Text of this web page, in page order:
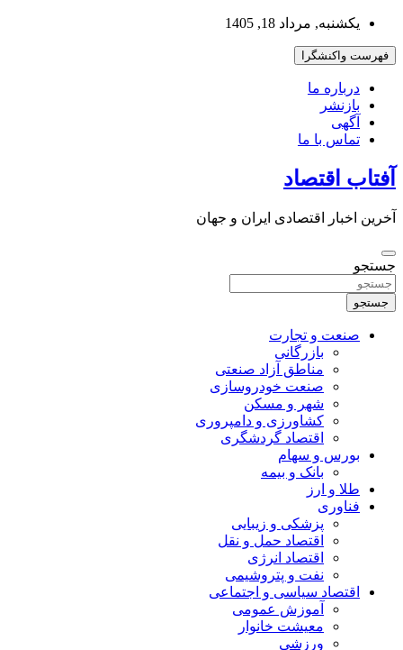
بروید
یکشنبه, مرداد 18, 1405
فهرست واکنشگرا
درباره ما
بازنشر
آگهی
تماس با ما
آفتاب اقتصاد
آخرین اخبار اقتصادی ایران و جهان
جستجو
جستجو
صنعت و تجارت
بازرگانی
مناطق آزاد صنعتی
صنعت خودروسازی
شهر و مسکن
کشاورزی و دامپروری
اقتصاد گردشگری
بورس و سهام
بانک و بیمه
طلا و ارز
فناوری
پزشکی و زیبایی
اقتصاد حمل و نقل
اقتصاد انرژی
نفت و پتروشیمی
اقتصاد سیاسی و اجتماعی
آموزش عمومی
معیشت خانوار
ورزشی